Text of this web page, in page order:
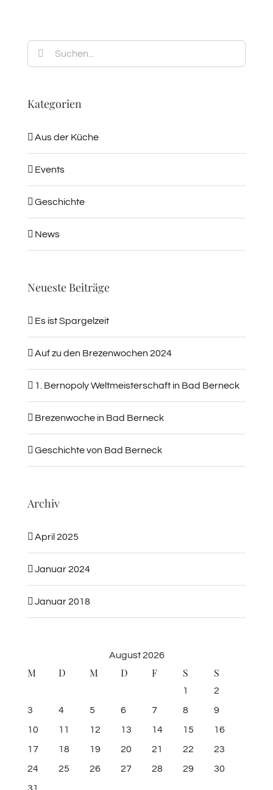
Suche
nach:
Kategorien
Aus der Küche
Events
Geschichte
News
Neueste Beiträge
Es ist Spargelzeit
Auf zu den Brezenwochen 2024
1. Bernopoly Weltmeisterschaft in Bad Berneck
Brezenwoche in Bad Berneck
Geschichte von Bad Berneck
Archiv
April 2025
Januar 2024
Januar 2018
August 2026
M D M D F S S
1
2
3
4 5 6 7 8
9
10
11 12 13 14 15
16
17
18 19 20 21 22
23
24
25 26 27 28 29
30
31